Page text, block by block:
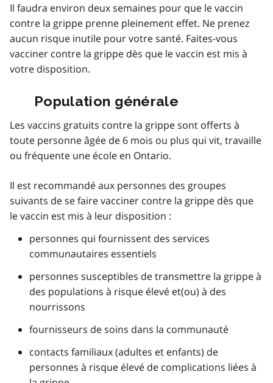
Il faudra environ deux semaines pour que le vaccin
contre la grippe prenne pleinement effet. Ne prenez
aucun risque inutile pour votre santé. Faites-vous
vacciner contre la grippe dès que le vaccin est mis à
votre disposition.
Population générale
Les vaccins gratuits contre la grippe sont offerts à
toute personne âgée de 6 mois ou plus qui vit, travaille
ou fréquente une école en Ontario.
Il est recommandé aux personnes des groupes
suivants de se faire vacciner contre la grippe dès que
le vaccin est mis à leur disposition :
personnes qui fournissent des services
communautaires essentiels
personnes susceptibles de transmettre la grippe à
des populations à risque élevé et(ou) à des
nourrissons
fournisseurs de soins dans la communauté
contacts familiaux (adultes et enfants) de
personnes à risque élevé de complications liées à